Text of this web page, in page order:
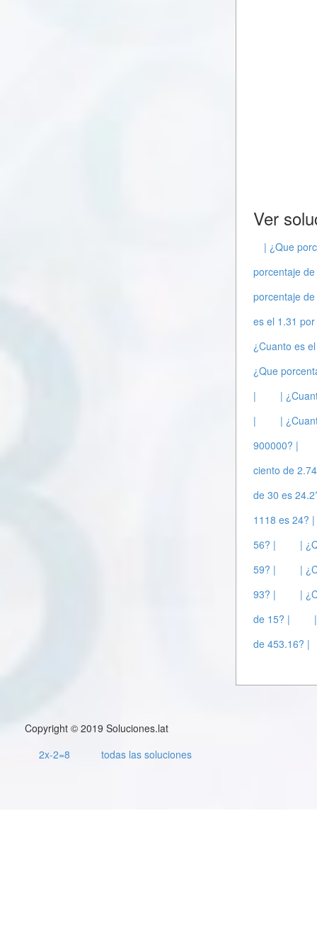
Ver
| ¿Que
porcentaje
porcentaje
es el 1.31
¿Cuanto es
¿Que
|
|
|
|
900000? |
ciento de
de 30 es
1118 es 24? |
56? |
|
59? |
|
93? |
|
de 15? |
de 453.16? |
Copyright © 2019 Soluciones.lat
2x-2=8
todas las soluciones